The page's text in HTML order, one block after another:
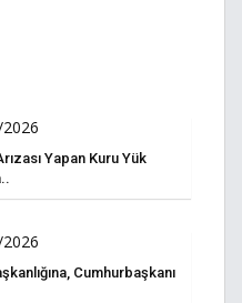
Yapan Kuru Yük
Cumhurbaşkanı